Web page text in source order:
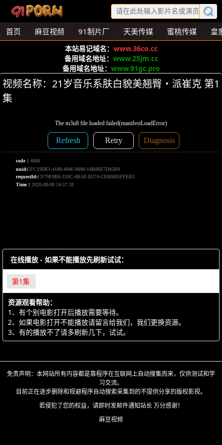
首页 麻豆视频 91制片厂 天美传媒 蜜桃传媒 皇
本站易记域名： www.36co.cc
备用域名地址： www.25jm.cc
备用域名地址： www.91gc.pro
视频名称：21岁音乐系肤白貌美翘臀・派崔克 第1
集
在线播放 - 如果不能播放先刷新试试：
第1集
资源观看帮助：
1、有个别电影打开后播放需要等待。
2、如果电影打开不能播放请留言给我们，我们更换资源。
3、有的播放不了请多刷新几下，试试。
免责声明：本网站所有内容都是靠程序在互联网上自动搜集而来，仅供测试和学
习交流。
目前正在逐步删除和规避程序自动搜索采集到的不提供分享的版权影视。
若侵犯了您的权益，请即时发邮件通知站长 万分感谢！
麻豆视频